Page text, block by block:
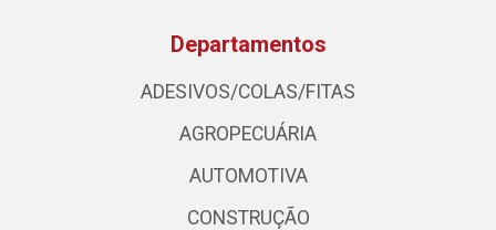
Departamentos
ADESIVOS/COLAS/FITAS
AGROPECUÁRIA
AUTOMOTIVA
CONSTRUÇÃO